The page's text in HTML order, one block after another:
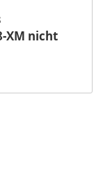
XM nicht